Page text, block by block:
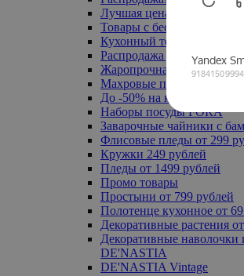
Лучшая цена
Товары с бесплатной
Кухонный текстиль
Распродажа до -50%
Жаропрочная посуда
Махровые полотенца
До -50% на ковры
Наборы посуды FORA
Заварочные чайники с
Флисовые пледы от 299
Кружки 249 рублей
Пледы от 1499 рублей
Промо товары
Простыни от 799 рублей
Полотенце кухонное от
Декоративные растения
Декоративные
DE'NASTIA
DE'NASTIA Vintage